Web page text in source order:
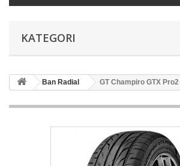
KATEGORI
Ban Radial GT Champiro GTX